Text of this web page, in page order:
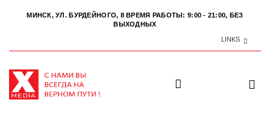
МИНСК, УЛ. БУРДЕЙНОГО, 8 ВРЕМЯ РАБОТЫ: 9:00 - 21:00, БЕЗ
ВЫХОДНЫХ
LINKS